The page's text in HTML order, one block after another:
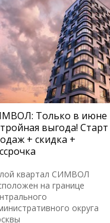
Только в июне
выгода! Старт
+ скидка +
квартал СИМВОЛ
на границе
округа